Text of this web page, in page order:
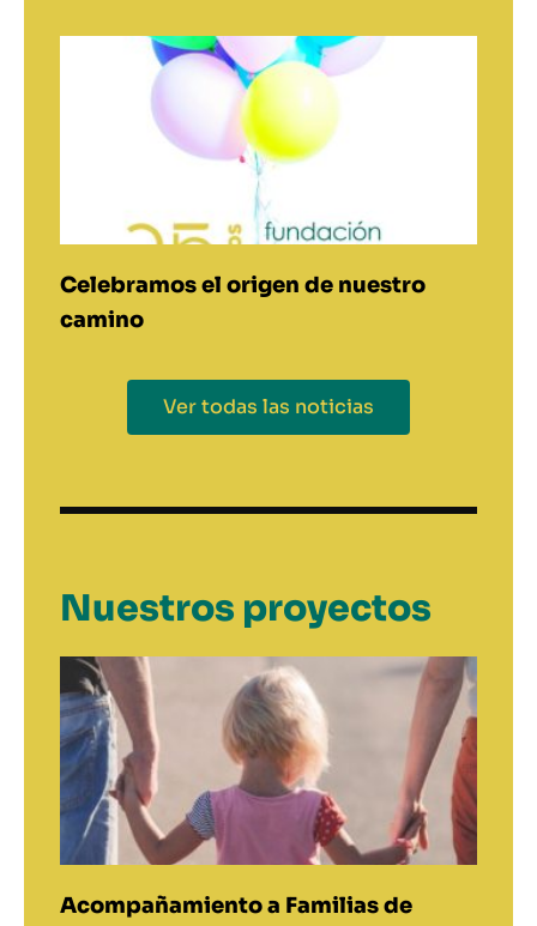
Celebramos el origen de nuestro
camino
Ver todas las noticias
Nuestros proyectos
Acompañamiento a Familias de